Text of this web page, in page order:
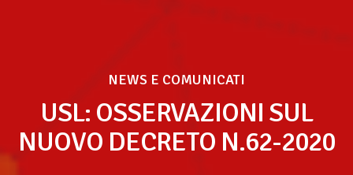
NEWS E COMUNICATI
USL: OSSERVAZIONI SUL
NUOVO DECRETO N.62-2020